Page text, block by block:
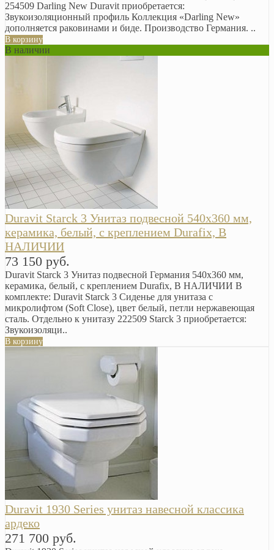
254509 Darling New Duravit приобретается:
Звукоизоляционный профиль Коллекция «Darling New»
дополняется раковинами и биде. Производство Германия. ..
В корзину
В наличии
Duravit Starck 3 Унитаз подвесной 540х360 мм,
керамика, белый, с креплением Durafix, В
НАЛИЧИИ
73 150 руб.
Duravit Starck 3 Унитаз подвесной Германия 540х360 мм,
керамика, белый, с креплением Durafix, В НАЛИЧИИ В
комплекте: Duravit Starck 3 Сиденье для унитаза с
микролифтом (Soft Close), цвет белый, петли нержавеющая
сталь. Отдельно к унитазу 222509 Starck 3 приобретается:
Звукоизоляци..
В корзину
Duravit 1930 Series унитаз навесной классика
ардеко
271 700 руб.